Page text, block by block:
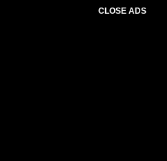
CLOSE ADS